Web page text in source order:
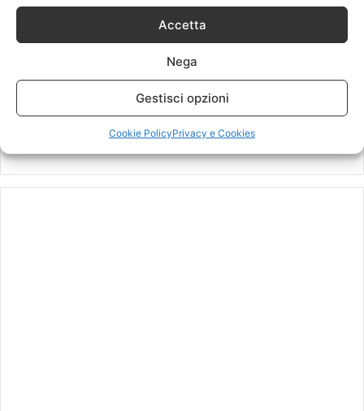
Accetta
Nega
Gestisci opzioni
Cookie PolicyPrivacy e Cookies
Anticipazioni The Flash 3
dodicesimo episodio
(3×12) sabato 1 aprile
Big Little Lies: novità in
vista per la seconda
stagione
30 Luglio 2017